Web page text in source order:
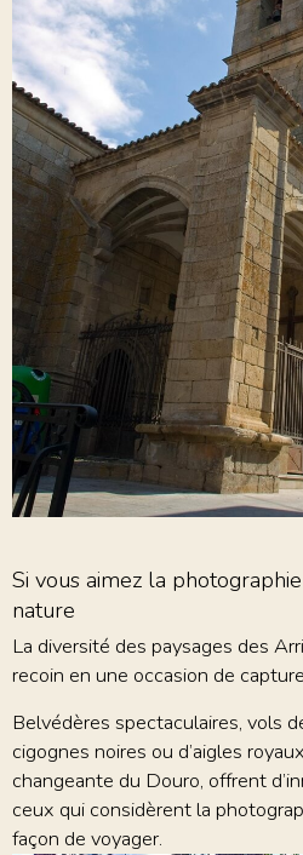
Si vous aimez la
nature
La diversité des paysages des
recoin en une occasion de
Belvédères spectaculaires, vols
cigognes noires ou d’aigles
changeante du Douro, offrent
ceux qui considèrent la
façon de voyager.